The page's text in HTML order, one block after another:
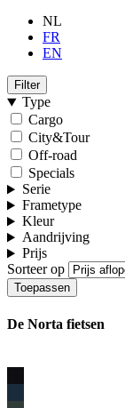
NL
FR
EN
Filter
Type
Cargo
City&Tour
Off-road
Specials
Serie
Frametype
Kleur
Aandrijving
Prijs
Sorteer op
De Norta fietsen